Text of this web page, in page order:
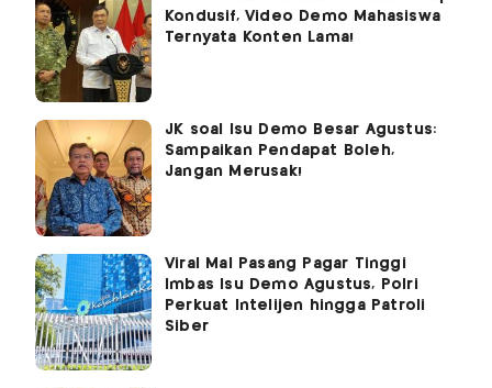
Kondusif, Video Demo Mahasiswa
Ternyata Konten Lama!
JK soal Isu Demo Besar Agustus:
Sampaikan Pendapat Boleh,
Jangan Merusak!
Viral Mal Pasang Pagar Tinggi
Imbas Isu Demo Agustus, Polri
Perkuat Intelijen hingga Patroli
Siber